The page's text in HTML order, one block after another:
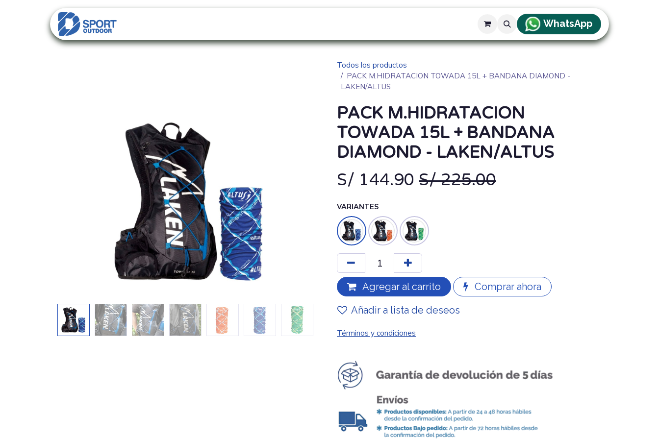
WhatsApp
Todos los productos
PACK M.HIDRATACION TOWADA 15L + BANDANA DIAMOND -
LAKEN/ALTUS
PACK M.HIDRATACION
TOWADA 15L + BANDANA
DIAMOND - LAKEN/ALTUS
S/ 144.90 S/225.00
VARIANTES
Agregar al carrito
Comprar ahora
Añadir a lista de deseos
Términos y condiciones